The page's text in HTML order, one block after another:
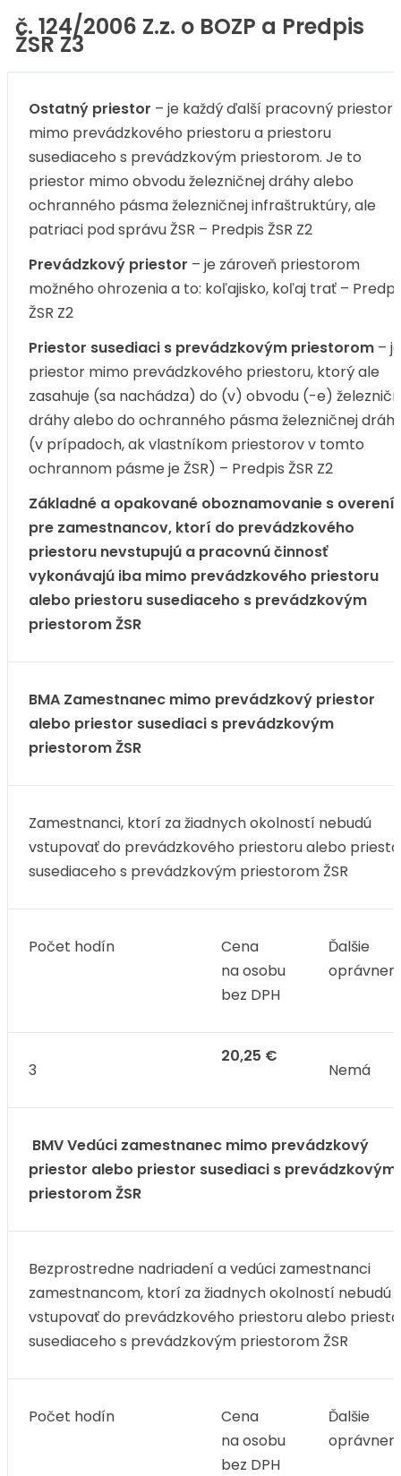
č. 124/2006 Z.z. o BOZP a Predpis
ŽSR Z3
Ostatný priestor – je každý ďalší pracovný priestor
mimo prevádzkového priestoru a priestoru
susediaceho s prevádzkovým priestorom. Je to
priestor mimo obvodu železničnej dráhy alebo
ochranného pásma železničnej infraštruktúry, ale
patriaci pod správu ŽSR – Predpis ŽSR Z2
Prevádzkový priestor – je zároveň priestorom
možného ohrozenia a to: koľajisko, koľaj trať –
ŽSR Z2
Priestor susediaci s prevádzkovým priestorom – je
priestor mimo prevádzkového priestoru, ktorý ale
zasahuje (sa nachádza) do (v) obvodu (-e)
dráhy alebo do ochranného pásma železničnej
(v prípadoch, ak vlastníkom priestorov v tomto
ochrannom pásme je ŽSR) – Predpis ŽSR Z2
Základné a opakované oboznamovanie s
pre zamestnancov, ktorí do prevádzkového
priestoru nevstupujú a pracovnú činnosť
vykonávajú iba mimo prevádzkového priestoru
alebo priestoru susediaceho s prevádzkovým
priestorom ŽSR
BMA Zamestnanec mimo prevádzkový priestor
alebo priestor susediaci s prevádzkovým
priestorom ŽSR
Zamestnanci, ktorí za žiadnych okolností nebudú
vstupovať do prevádzkového priestoru alebo
susediaceho s prevádzkovým priestorom ŽSR
Počet hodín
Cena
na osobu
bez DPH
Ďalšie
3
20,25 €
Nemá
BMV Vedúci zamestnanec mimo prevádzkový
priestor alebo priestor susediaci s prevádzkovým
priestorom ŽSR
Bezprostredne nadriadení a vedúci zamestnanci
zamestnancom, ktorí za žiadnych okolností nebudú
vstupovať do prevádzkového priestoru alebo
susediaceho s prevádzkovým priestorom ŽSR
Počet hodín
Cena
na osobu
bez DPH
Ďalšie